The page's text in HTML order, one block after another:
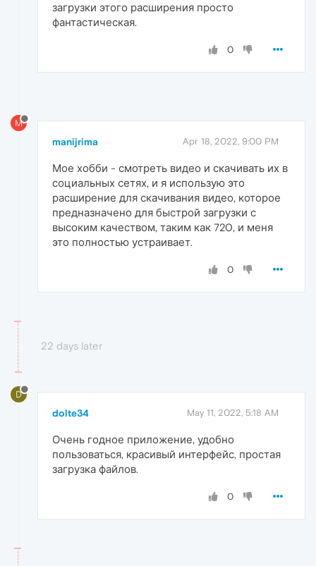
загрузки этого расширения просто
фантастическая.
0
M
manijrima Apr 18, 2022, 9:00 PM
Мое хобби - смотреть видео и скачивать их в
социальных сетях, и я использую это
расширение для скачивания видео, которое
предназначено для быстрой загрузки с
высоким качеством, таким как 720, и меня
это полностью устраивает.
0
22 days later
D
dolte34 May 11, 2022, 5:18 AM
Очень годное приложение, удобно
пользоваться, красивый интерфейс, простая
загрузка файлов.
0